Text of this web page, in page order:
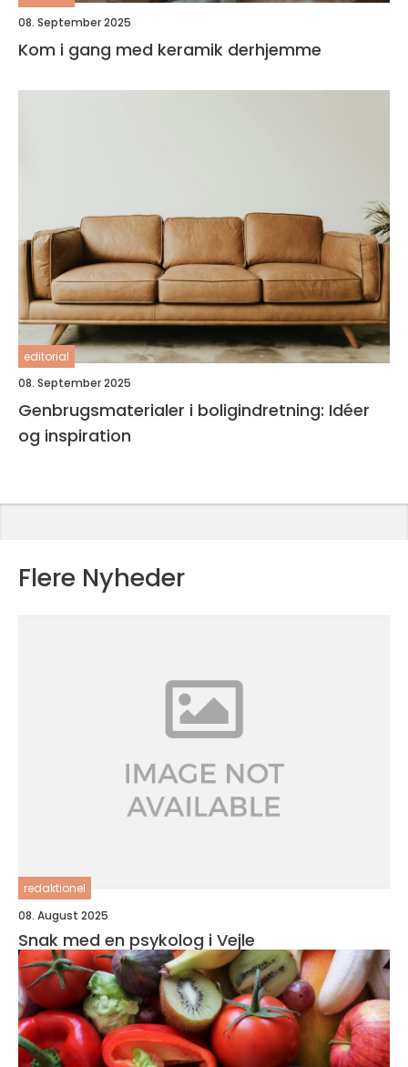
08. September 2025
Kom i gang med keramik derhjemme
editorial
08. September 2025
Genbrugsmaterialer i boligindretning: Idéer
og inspiration
Flere Nyheder
redaktionel
08. August 2025
Snak med en psykolog i Vejle